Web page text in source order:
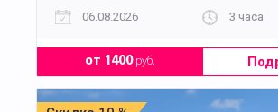
06.08.2026
3 часа
от 1400руб.